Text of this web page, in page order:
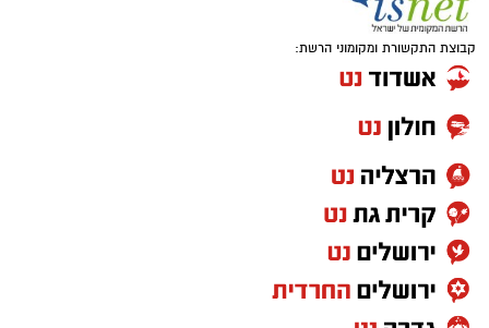
קבוצת התקשורת ומקומוני הרשת: